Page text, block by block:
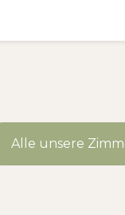
Alle unsere